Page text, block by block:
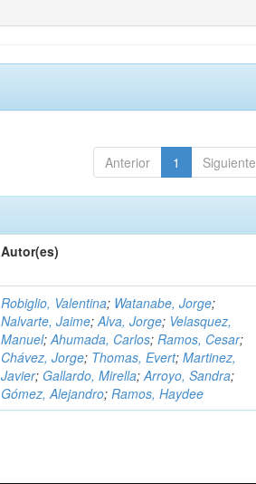
Anterior 1 Siguiente
Autor(es)
Robiglio, Valentina; Watanabe, Jorge;
Nalvarte, Jaime;Alva, Jorge; Velasquez,
Manuel;Ahumada, Carlos;Ramos, Cesar;
Chávez, Jorge; Thomas, Evert;Martinez,
Javier; Gallardo, Mirella;Arroyo, Sandra;
Gómez, Alejandro;Ramos, Haydee